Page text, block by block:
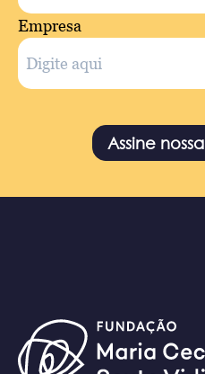
Empresa
Assine